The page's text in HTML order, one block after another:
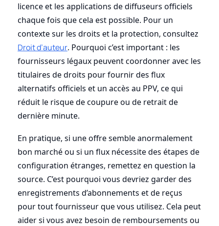
licence et les applications de diffuseurs officiels
chaque fois que cela est possible. Pour un
contexte sur les droits et la protection, consultez
Droit d’auteur. Pourquoi c’est important : les
fournisseurs légaux peuvent coordonner avec les
titulaires de droits pour fournir des flux
alternatifs officiels et un accès au PPV, ce qui
réduit le risque de coupure ou de retrait de
dernière minute.
En pratique, si une offre semble anormalement
bon marché ou si un flux nécessite des étapes de
configuration étranges, remettez en question la
source. C’est pourquoi vous devriez garder des
enregistrements d’abonnements et de reçus
pour tout fournisseur que vous utilisez. Cela peut
aider si vous avez besoin de remboursements ou